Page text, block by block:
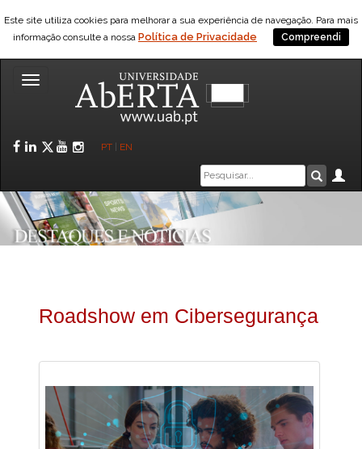
Este site utiliza cookies para melhorar a sua experiência de navegação. Para mais
informação consulte a nossa Política de Privacidade Compreendi
Toggle
Facebook
LinkedIn
Twitter
YouTube
Instagram
PT EN
Caixa
de
pesquisa
Roadshow em Cibersegurança